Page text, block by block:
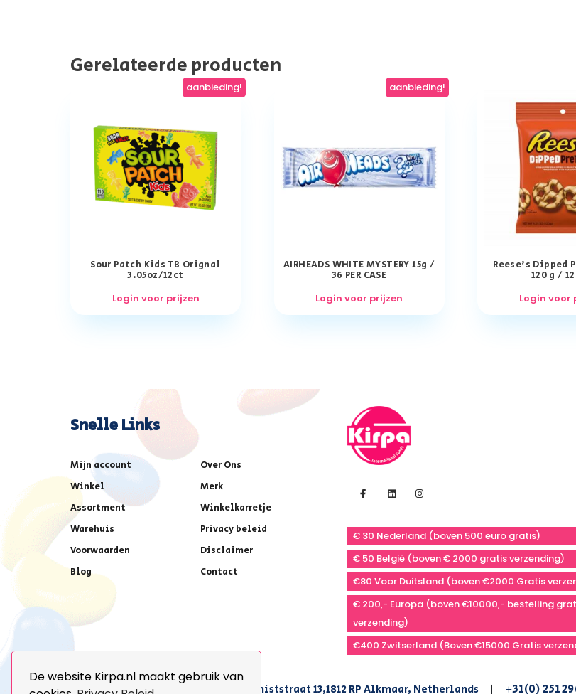
De website Kirpa.nl maakt gebruik van
Gerelateerde producten
aanbieding!
Sour Patch Kids TB Orignal
3.05oz/12ct
Login voor prijzen
aanbieding!
AIRHEADS WHITE MYSTERY 15g /
36 PER CASE
Login voor prijzen
Reese’s Dipped
120 g / 12
Login voor
Snelle Links
Mijn account
Over Ons
Winkel
Merk
Assortment
Winkelkarretje
Warehuis
Privacy beleid
Voorwaarden
Disclaimer
Blog
Contact
€ 30 Nederland (boven 500 euro gratis)
€ 50 België (boven € 2000 gratis verzending)
€80 Voor Duitsland (boven €2000 Gratis
€ 200,- Europa (boven €10000,- bestelling
verzending)
€400 Zwitserland (Boven €15000 Gratis
achter AFAS voetbalstadion,Amethiststraat 13,1812 RP Alkmaar, Netherlands | +31(0) 251